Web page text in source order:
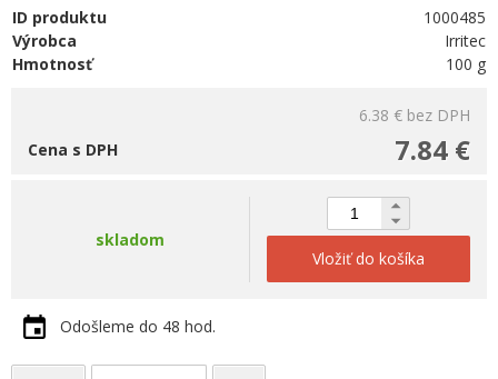
ID produktu
1000485
Výrobca
Irritec
Hmotnosť
100 g
6.38 € bez DPH
7.84 €
Cena s DPH
skladom
Vložiť do košíka
Odošleme do 48 hod.